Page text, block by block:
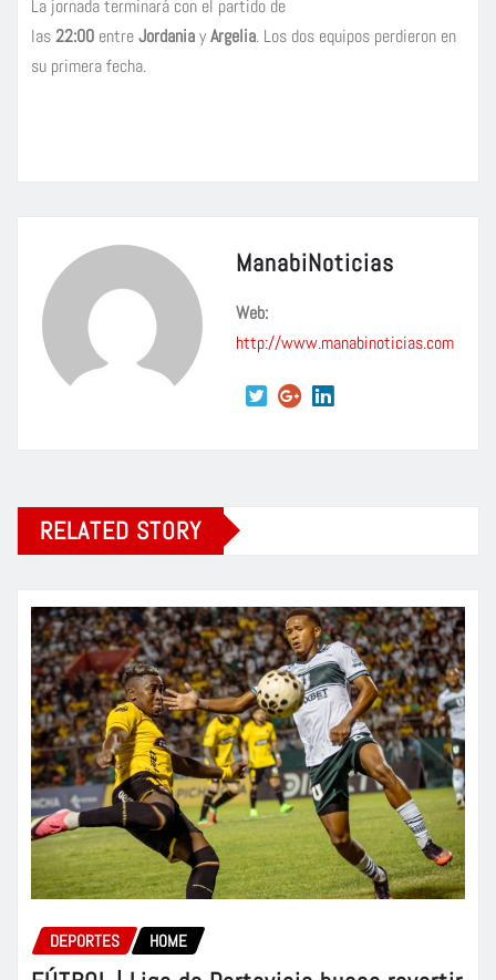
La jornada terminará con el partido de
las22:00 entreJordaniayArgelia. Los dos equipos perdieron en
su primera fecha.
ManabiNoticias
Web:
http://www.manabinoticias.com
RELATED STORY
DEPORTES HOME